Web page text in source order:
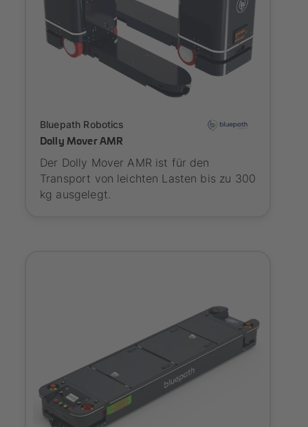
Bluepath Robotics
Dolly Mover AMR
Der Dolly Mover AMR ist für den
Transport von leichten Lasten bis zu 300
kg ausgelegt.